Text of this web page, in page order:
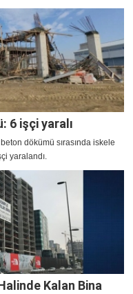
6 işçi yaralı
dökümü sırasında iskele
yaralandı.
Kalan Bina